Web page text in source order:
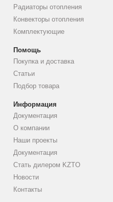
Радиаторы отопления
Конвекторы отопления
Комплектующие
Помощь
Покупка и доставка
Статьи
Подбор товара
Информация
Документация
О компании
Наши проекты
Документация
Стать дилером KZTO
Новости
Контакты